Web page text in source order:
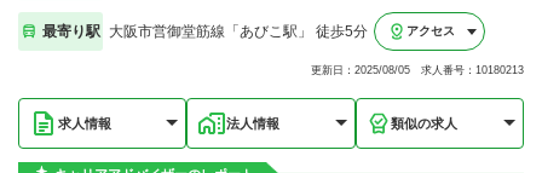
最寄り駅 大阪市営御堂筋線「あびこ駅」 徒歩5分 アクセス
更新日：2025/08/05 求人番号：10180213
求人情報 法人情報 類似の求人